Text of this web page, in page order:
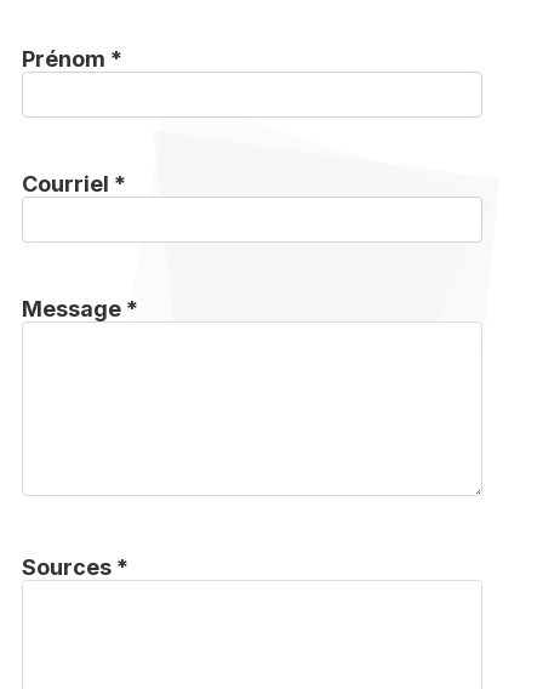
Prénom *
Courriel *
Message *
Sources *